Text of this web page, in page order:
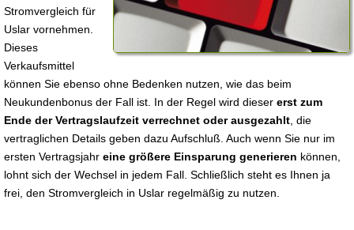
Stromvergleich für
Uslar vornehmen.
Dieses
Verkaufsmittel
können Sie ebenso ohne Bedenken nutzen, wie das beim
Neukundenbonus der Fall ist. In der Regel wird dieser erst zum
Ende der Vertragslaufzeit verrechnet oder ausgezahlt , die
vertraglichen Details geben dazu Aufschluß. Auch wenn Sie nur im
ersten Vertragsjahr eine größere Einsparung generieren können,
lohnt sich der Wechsel in jedem Fall. Schließlich steht es Ihnen ja
frei, den Stromvergleich in Uslar regelmäßig zu nutzen.